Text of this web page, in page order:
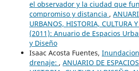
el observador y la ciudad que
compromiso y distancia ,
URBANOS, HISTORIA, CULTURA
(2011): Anuario de Espacios
y Diseño
Isaac Acosta Fuentes,
drenaje: , ANUARIO DE